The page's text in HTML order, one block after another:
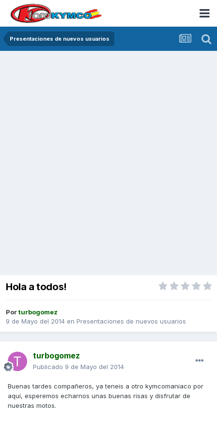
Presentaciones de nuevos usuarios
Hola a todos!
Porturbogomez
9 de Mayo del 2014 en Presentaciones de nuevos usuarios
turbogomez
Publicado 9 de Mayo del 2014
Buenas tardes compañeros, ya teneis a otro kymcomaniaco por
aquí, esperemos echarnos unas buenas risas y disfrutar de
nuestras motos.